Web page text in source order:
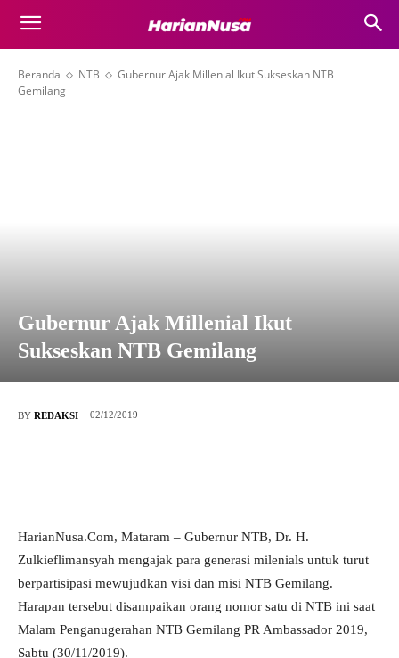
Beranda NTB
Gubernur Ajak Millenial Ikut Sukseskan NTB
Gemilang
Gubernur Ajak Millenial Ikut
Sukseskan NTB Gemilang
BY REDAKSI 02/12/2019
HarianNusa.Com, Mataram – Gubernur NTB, Dr. H.
Zulkieflimansyah mengajak para generasi milenials untuk turut
berpartisipasi mewujudkan visi dan misi NTB Gemilang.
Harapan tersebut disampaikan orang nomor satu di NTB ini saat
Malam Penganugerahan NTB Gemilang PR Ambassador 2019,
Sabtu (30/11/2019).